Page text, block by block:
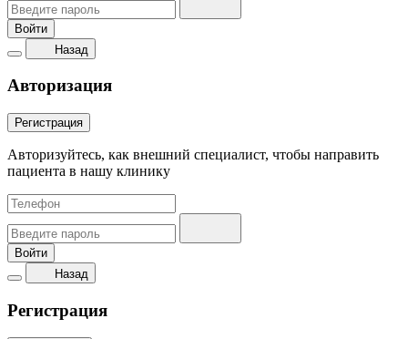
Войти
Назад
Авторизация
Регистрация
Авторизуйтесь, как внешний специалист, чтобы направить
пациента в нашу клинику
Войти
Назад
Регистрация